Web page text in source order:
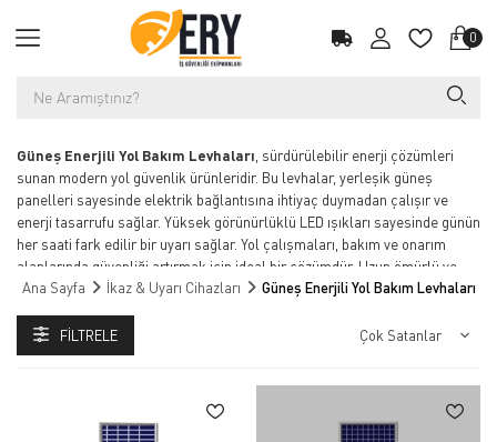
0
Güneş Enerjili Yol Bakım Levhaları , sürdürülebilir enerji çözümleri
sunan modern yol güvenlik ürünleridir. Bu levhalar, yerleşik güneş
panelleri sayesinde elektrik bağlantısına ihtiyaç duymadan çalışır ve
enerji tasarrufu sağlar. Yüksek görünürlüklü LED ışıkları sayesinde günün
her saati fark edilir bir uyarı sağlar. Yol çalışmaları, bakım ve onarım
alanlarında güvenliği artırmak için ideal bir çözümdür. Uzun ömürlü ve
dayanıklı yapısı, zorlu hava koşullarında bile etkin bir performans sunar.
sunan bu levhalar, trafik düzenlemesi ve yol güvenliği için mükemmel bir
seçenektir.
Ana Sayfa İkaz & Uyarı Cihazları Güneş Enerjili Yol Bakım Levhaları
FILTRELE